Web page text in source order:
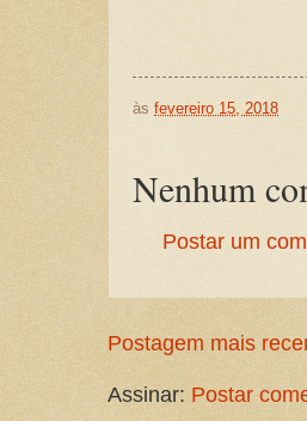
às fevereiro 15, 2018
Nenhum
Postar um
Postagem mais
Assinar: Postar